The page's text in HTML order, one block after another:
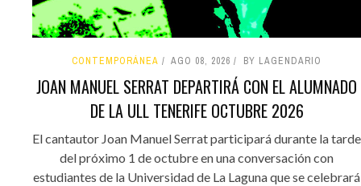
CONTEMPORÁNEA AGO 08, 2026 BY LAGENDARIO
JOAN MANUEL SERRAT DEPARTIRÁ CON EL ALUMNADO
DE LA ULL TENERIFE OCTUBRE 2026
El cantautor Joan Manuel Serrat participará durante la tarde
del próximo 1 de octubre en una conversación con
estudiantes de la Universidad de La Laguna que se celebrará